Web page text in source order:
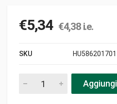
€5,34 €4,38i.e.
SKU HU586201701
Vite senza fine 325 pezzi